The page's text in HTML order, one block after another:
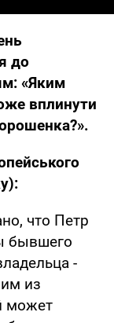
до
«Яким
вплинути
что Петр
бывшего
-
из
может